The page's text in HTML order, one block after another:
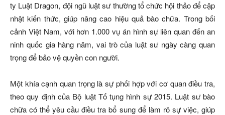
ty Luật Dragon, đội ngũ luật sư thường tổ chức hội thảo để cập
nhật kiến thức, giúp nâng cao hiệu quả bào chữa. Trong bối
cảnh Việt Nam, với hơn 1.000 vụ án hình sự liên quan đến an
ninh quốc gia hàng năm, vai trò của luật sư ngày càng quan
trọng để bảo vệ quyền con người.
Một khía cạnh quan trọng là sự phối hợp với cơ quan điều tra,
theo quy định của Bộ luật Tố tụng hình sự 2015. Luật sư bào
chữa có thể yêu cầu điều tra bổ sung để làm rõ sự việc, giúp